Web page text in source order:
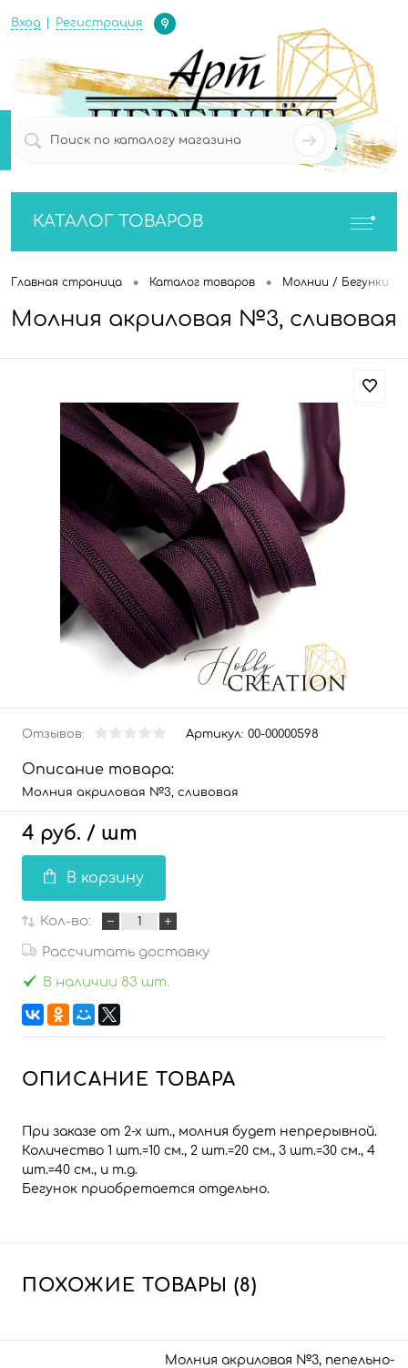
Вход Регистрация
Определение
0
КАТАЛОГ ТОВАРОВ
Главная страница • Каталог товаров • Молнии / Бегунки
Молния акриловая №3, сливовая
Отзывов: Артикул: 00-00000598
Описание товара:
Молния акриловая №3, сливовая
4 руб. / шт
В корзину
Кол-во:
Рассчитать доставку
В наличии 83 шт.
ОПИСАНИЕ ТОВАРА
При заказе от 2-х шт., молния будет непрерывной.
Количество 1 шт.=10 см., 2 шт.=20 см., 3 шт.=30 см., 4
шт.=40 см., и т.д.
Бегунок приобретается отдельно.
ПОХОЖИЕ ТОВАРЫ (8)
Молния акриловая №3, пепельно-